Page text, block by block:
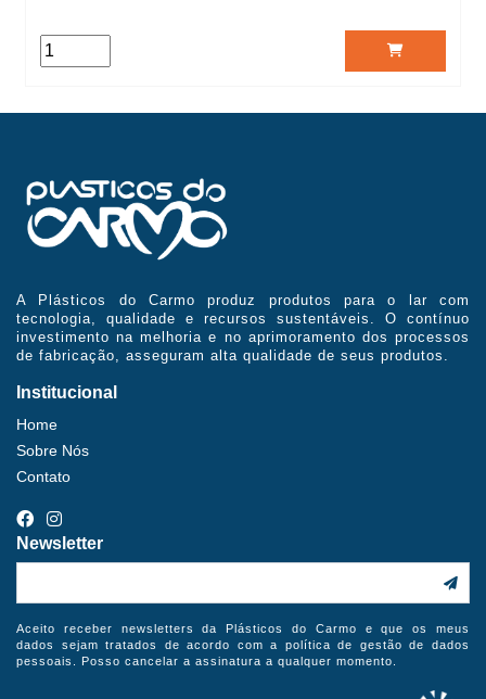
A Plásticos do Carmo produz produtos para o lar com
tecnologia, qualidade e recursos sustentáveis. O contínuo
investimento na melhoria e no aprimoramento dos processos
de fabricação, asseguram alta qualidade de seus produtos.
Institucional
Home
Sobre Nós
Contato
Newsletter
Aceito receber newsletters da Plásticos do Carmo e que os meus
dados sejam tratados de acordo com a política de gestão de dados
pessoais. Posso cancelar a assinatura a qualquer momento.